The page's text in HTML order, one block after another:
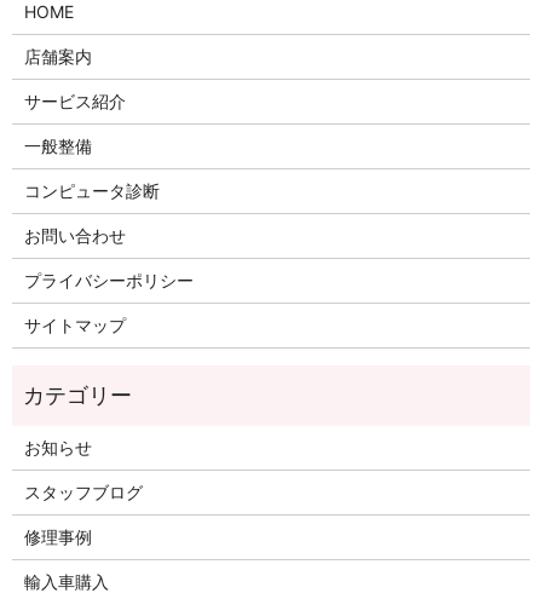
HOME
店舗案内
サービス紹介
一般整備
コンピュータ診断
お問い合わせ
プライバシーポリシー
サイトマップ
お知らせ
スタッフブログ
修理事例
輸入車購入